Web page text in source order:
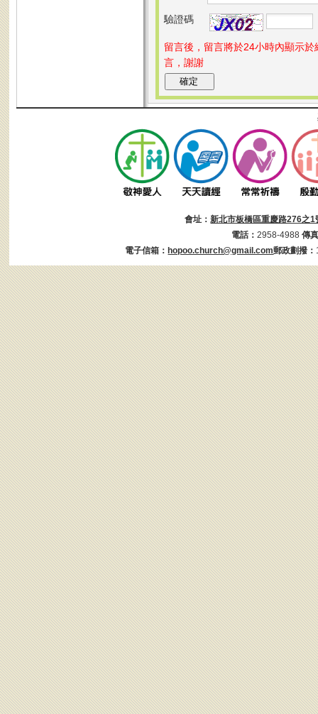
驗證碼
留言後，留言將於24小時內顯示
言，謝謝
會址：新北市板橋區重慶路276之1
電話： 2958-4988 傳
電子信箱：hopoo.church@gmail.com郵政劃撥：